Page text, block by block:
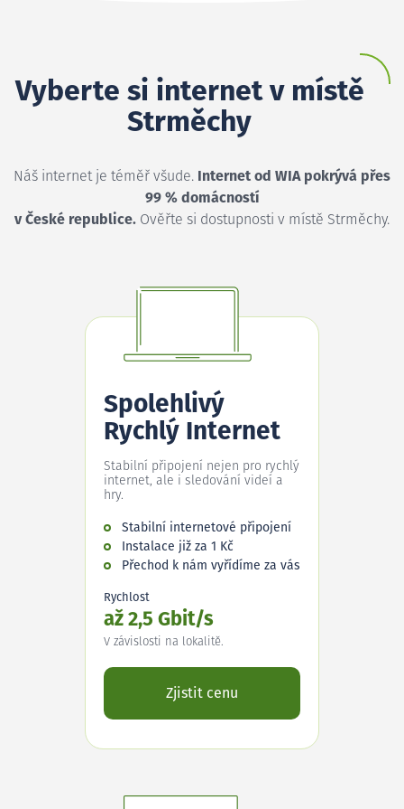
Vyberte si internet v místě
Strměchy
Náš internet je téměř všude. Internet od WIA pokrývá přes
99 % domácností
v České republice. Ověřte si dostupnosti v místě Strměchy.
Spolehlivý
Rychlý Internet
Stabilní připojení nejen pro rychlý
internet, ale i sledování videí a
hry.
Stabilní internetové připojení
Instalace již za 1 Kč
Přechod k nám vyřídíme za vás
Rychlost
až 2,5 Gbit/s
V závislosti na lokalitě.
Zjistit cenu